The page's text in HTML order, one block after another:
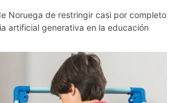
Noruega de restringir casi por completo
artificial generativa en la educación